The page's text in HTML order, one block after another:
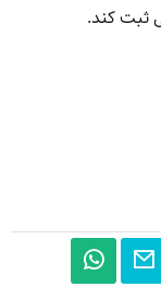
ثبت کند.